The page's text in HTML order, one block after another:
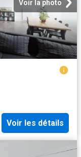
Voir la photo
Voir les détails